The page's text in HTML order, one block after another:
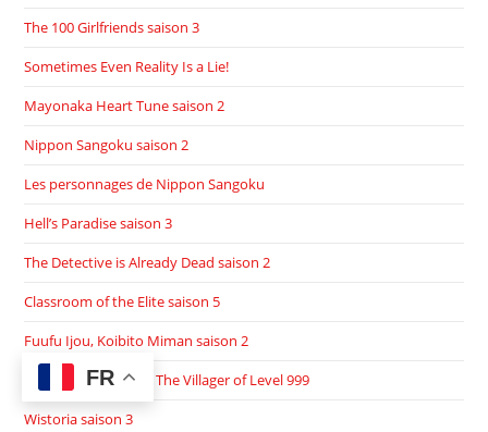
The 100 Girlfriends saison 3
Sometimes Even Reality Is a Lie!
Mayonaka Heart Tune saison 2
Nippon Sangoku saison 2
Les personnages de Nippon Sangoku
Hell’s Paradise saison 3
The Detective is Already Dead saison 2
Classroom of the Elite saison 5
Fuufu Ijou, Koibito Miman saison 2
Les personnages de The Villager of Level 999
Wistoria saison 3
FR